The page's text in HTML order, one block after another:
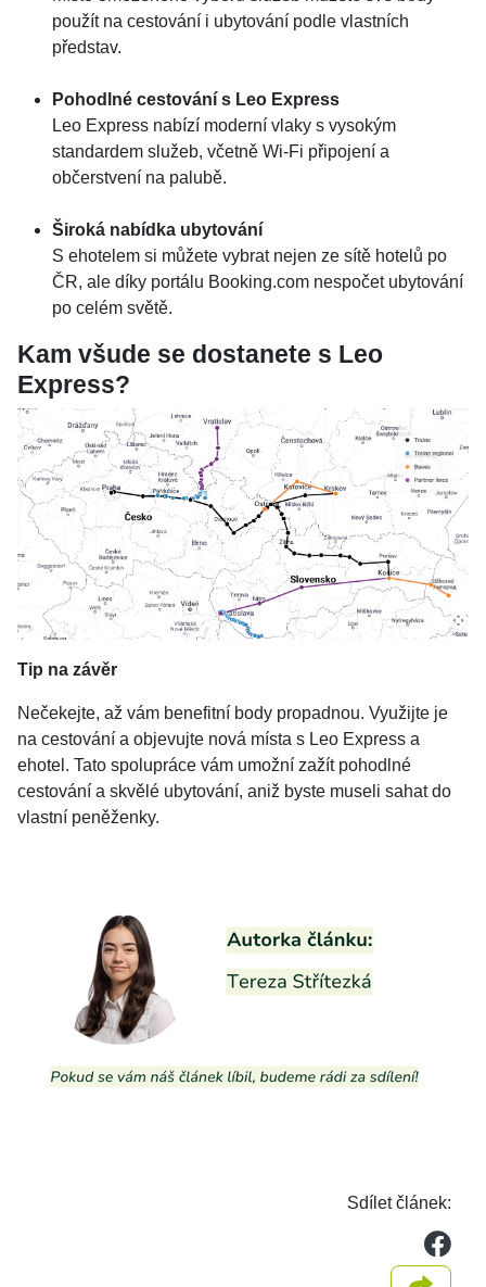
použít na cestování i ubytování podle vlastních
představ.​
Pohodlné cestování s Leo Express
Leo Express nabízí moderní vlaky s vysokým
standardem služeb, včetně Wi-Fi připojení a
občerstvení na palubě.​
Široká nabídka ubytování
S ehotelem si můžete vybrat nejen ze sítě hotelů po
ČR, ale díky portálu Booking.com nespočet ubytování
po celém světě.
Kam všude se dostanete s Leo
Express?
Tip na závěr
Nečekejte, až vám benefitní body propadnou. Využijte je
na cestování a objevujte nová místa s Leo Express a
ehotel. Tato spolupráce vám umožní zažít pohodlné
cestování a skvělé ubytování, aniž byste museli sahat do
vlastní peněženky.​
Sdílet článek: